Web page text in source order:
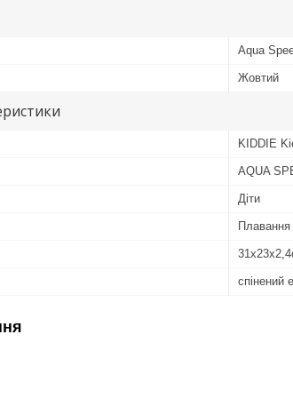
Aqua
Жовтий
KIDDIE
AQUA
Діти
Плавання
спінений